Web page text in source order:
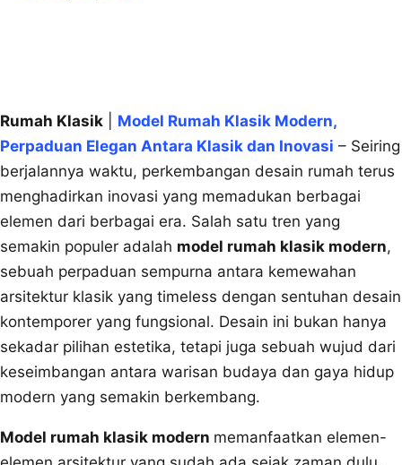
Rumah Klasik
Model Rumah Klasik Modern,
Perpaduan Elegan Antara Klasik dan Inovasi – Seiring
berjalannya waktu, perkembangan desain rumah terus
menghadirkan inovasi yang memadukan berbagai
elemen dari berbagai era. Salah satu tren yang
semakin populer adalah model rumah klasik modern,
sebuah perpaduan sempurna antara kemewahan
arsitektur klasik yang timeless dengan sentuhan desain
kontemporer yang fungsional. Desain ini bukan hanya
sekadar pilihan estetika, tetapi juga sebuah wujud dari
keseimbangan antara warisan budaya dan gaya hidup
modern yang semakin berkembang.
Model rumah klasik modern memanfaatkan elemen-